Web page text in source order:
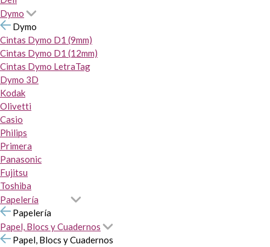
Dymo
Dymo
Cintas Dymo D1 (9mm)
Cintas Dymo D1 (12mm)
Cintas Dymo LetraTag
Dymo 3D
Kodak
Olivetti
Casio
Philips
Primera
Panasonic
Fujitsu
Toshiba
Papelería
Papelería
Papel, Blocs y Cuadernos
Papel, Blocs y Cuadernos